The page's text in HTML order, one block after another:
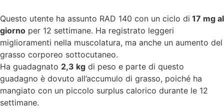
Questo utente ha assunto RAD 140 con un ciclo di 17 mg al
giorno per 12 settimane. Ha registrato leggeri
miglioramenti nella muscolatura, ma anche un aumento del
grasso corporeo sottocutaneo.
Ha guadagnato 2,3 kg di peso e parte di questo
guadagno è dovuto all’accumulo di grasso, poiché ha
mangiato con un piccolo surplus calorico durante le 12
settimane.